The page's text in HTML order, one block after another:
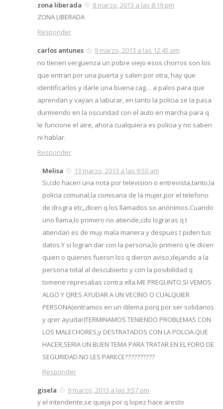
zona liberada
8 marzo, 2013 a las 8:19 pm
ZONA LIBERADA
Responder
carlos antunes
9 marzo, 2013 a las 12:45 pm
no tienen verguenza un pobre viejo esos chorros son los
que entran por una puerta y salen por otra, hay que
identificarlos y darle una buena cag… a palos para que
aprendan y vayan a laburar, en tanto la policia se la pasa
durmiendo en la oscuridad con el auto en marcha para q
le funcione el aire, ahora cualquiera es policia y no saben
ni hablar.
Responder
Melisa
13 marzo, 2013 a las 9:50 am
Si,cdo hacen una nota por television o entrevista,tanto,la
policia comunal,la comisaria de la mujer,por el telefono
de drogra etc,,dicen q los llamados so anónimos.Cuando
uno llama,lo primero no atiende,cdo lograras q t
atiendan es de muy mala manera y despues t piden tus
datos.Y si logran dar con la persona,lo primero q le dicen
quien o quienes fueron los q dieron aviso,dejando a la
persona total al descubierto y con la posibilidad q
tomene represalias contra ella.ME PREGUNTO,SI VEMOS
ALGO Y QRES AYUDAR A UN VECINO O CUALQUIER
PERSONA(entramos en un dilema porq por ser solidarios
y qrer ayudar)TERMINAMOS TENIENDO PROBLEMAS CON
LOS MALECHORES,y DESTRATADOS CON LA POLCIA.QUE
HACER,SERIA UN BUEN TEMA PARA TRATAR EN EL FORO DE
SEGURIDAD.NO LES PARECE??????????
Responder
gisela
9 marzo, 2013 a las 3:57 pm
y el intendente,se queja por q lopez hace aresto